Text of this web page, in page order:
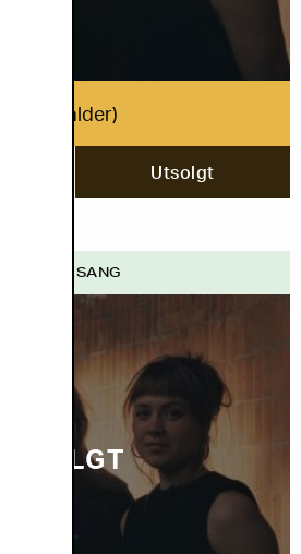
ULD (fri alder)
Utsolgt
FOLK VISESANG
UTSOLGT